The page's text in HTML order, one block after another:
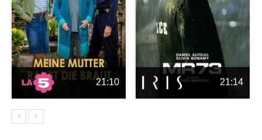
21:10 21:14